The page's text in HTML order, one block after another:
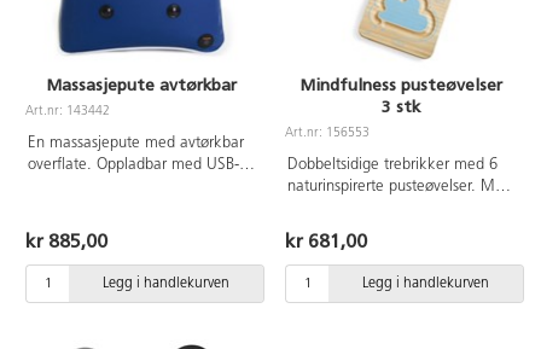
Massasjepute avtørkbar
Art.nr: 143442
En massasjepute med avtørkbar
overflate. Oppladbar med USB-
Automatisk av/på-knapp gjør at
den starter automatisk og slår
seg av når den ikke er i bruk.
Mål: 30 x 30 x 12 cm. Vekt ca.
kr 885,00
Legg i handlekurven
Mindfulness pusteøvelser
3 stk
Art.nr: 156553
Dobbeltsidige trebrikker med 6
naturinspirerte pusteøvelser. Med
roe tankene og få kroppen til å
slappe av. Mål: 16,5 × 16,5 cm.
Veiledning på engelsk følger
med. Fra 3 år.
kr 681,00
Legg i handlekurven